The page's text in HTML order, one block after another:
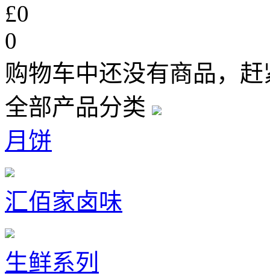
£0
0
购物车中还没有商品，
全部产品分类
月饼
汇佰家卤味
生鲜系列